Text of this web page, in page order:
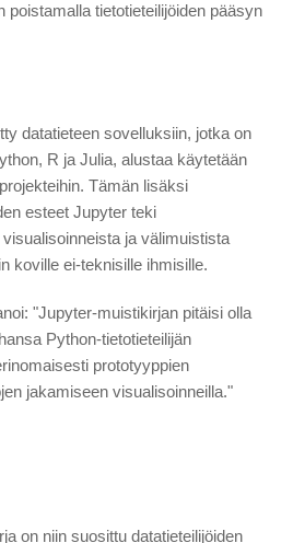
poistamalla tietotieteilijöiden pääsyn
datatieteen sovelluksiin, jotka on
R ja Julia, alustaa käytetään
Tämän lisäksi
esteet Jupyter teki
ja välimuistista
koville ei-teknisille ihmisille.
"Jupyter-muistikirjan pitäisi olla
Python-tietotieteilijän
prototyyppien
jakamiseen visualisoinneilla."